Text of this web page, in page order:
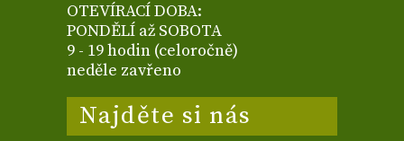
OTEVÍRACÍ DOBA:
PONDĚLÍ až SOBOTA
9 - 19 hodin (celoročně)
neděle zavřeno
Najděte si nás